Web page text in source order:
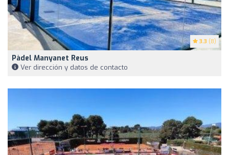
3.3 (8)
Pàdel Manyanet Reus
Ver dirección y datos de contacto